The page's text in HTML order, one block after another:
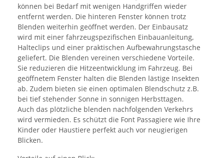
können bei Bedarf mit wenigen Handgriffen wieder
entfernt werden. Die hinteren Fenster können trotz
Blenden weiterhin geöffnet werden. Der Einbausatz
wird mit einer fahrzeugspezifischen Einbauanleitung,
Halteclips und einer praktischen Aufbewahrungstasche
geliefert. Die Blenden vereinen verschiedene Vorteile.
Sie reduzieren die Hitzeentwicklung im Fahrzeug. Bei
geöffnetem Fenster halten die Blenden lästige Insekten
ab. Zudem bieten sie einen optimalen Blendschutz z.B.
bei tief stehender Sonne in sonnigen Herbsttagen.
Auch das plötzliche blenden nachfolgenden Verkehrs
wird vermieden. Es schützt die Font Passagiere wie Ihre
Kinder oder Haustiere perfekt auch vor neugierigen
Blicken.